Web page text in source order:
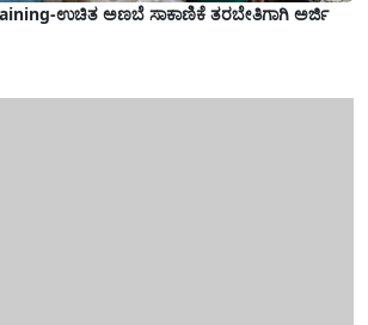
ಉಚಿತ ಅಣಬೆ ಸಾಕಾಣಿಕೆ ತರಬೇತಿಗಾಗಿ ಅರ್ಜಿ